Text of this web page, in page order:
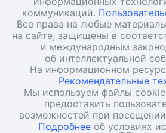
коммуникаций.
Все права на любые
на сайте, защищены в
и международным
об интеллектуальной
На информационном
Рекомендательные
Мы используем файлы cookie
предоставить
возможностей при
Подробнее об условиях